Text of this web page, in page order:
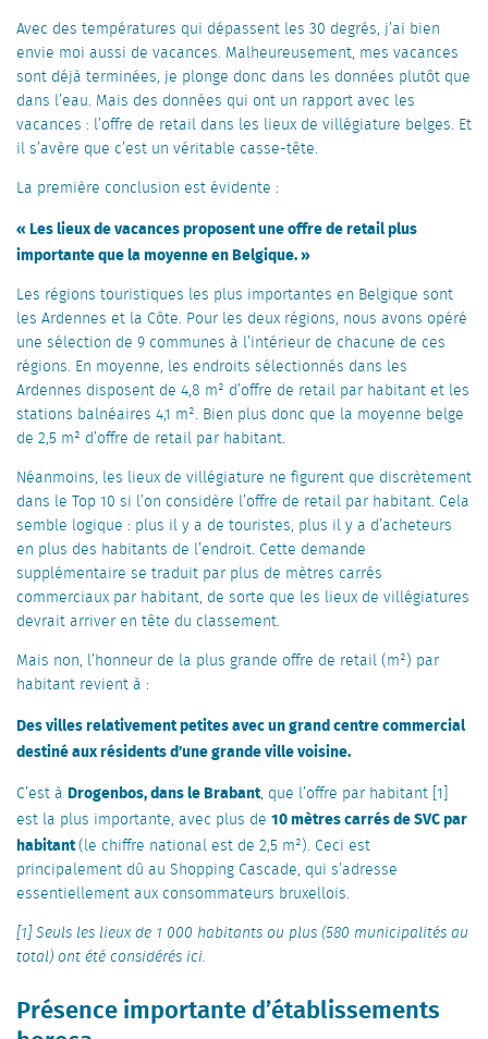
Avec des températures qui dépassent les 30 degrés, j’ai bien
envie moi aussi de vacances. Malheureusement, mes vacances
sont déjà terminées, je plonge donc dans les données plutôt que
dans l’eau. Mais des données qui ont un rapport avec les
vacances : l’offre de retail dans les lieux de villégiature belges. Et
il s’avère que c’est un véritable casse-tête.
La première conclusion est évidente :
« Les lieux de vacances proposent une offre de retail plus
importante que la moyenne en Belgique. »
Les régions touristiques les plus importantes en Belgique sont
les Ardennes et la Côte. Pour les deux régions, nous avons opéré
une sélection de 9 communes à l’intérieur de chacune de ces
régions. En moyenne, les endroits sélectionnés dans les
Ardennes disposent de 4,8 m² d’offre de retail par habitant et les
stations balnéaires 4,1 m². Bien plus donc que la moyenne belge
de 2,5 m² d’offre de retail par habitant.
Néanmoins, les lieux de villégiature ne figurent que discrètement
dans le Top 10 si l’on considère l’offre de retail par habitant. Cela
semble logique : plus il y a de touristes, plus il y a d’acheteurs
en plus des habitants de l’endroit. Cette demande
supplémentaire se traduit par plus de mètres carrés
commerciaux par habitant, de sorte que les lieux de villégiatures
devrait arriver en tête du classement.
Mais non, l’honneur de la plus grande offre de retail (m²) par
habitant revient à :
Des villes relativement petites avec un grand centre commercial
destiné aux résidents d’une grande ville voisine.
C’est à Drogenbos, dans le Brabant, que l’offre par habitant [1]
est la plus importante, avec plus de 10 mètres carrés de SVC par
habitant(le chiffre national est de 2,5 m²). Ceci est
principalement dû au Shopping Cascade, qui s’adresse
essentiellement aux consommateurs bruxellois.
[1] Seuls les lieux de 1 000 habitants ou plus (580 municipalités au
total) ont été considérés ici.
Présence importante d’établissements